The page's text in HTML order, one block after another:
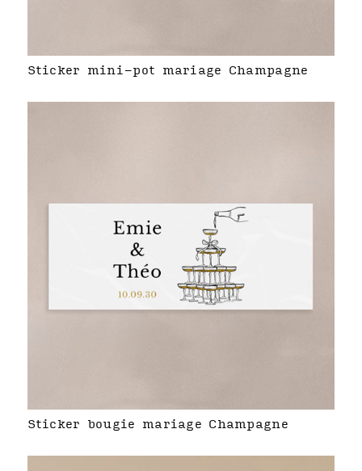
Sticker mini-pot mariage Champagne
Sticker bougie mariage Champagne